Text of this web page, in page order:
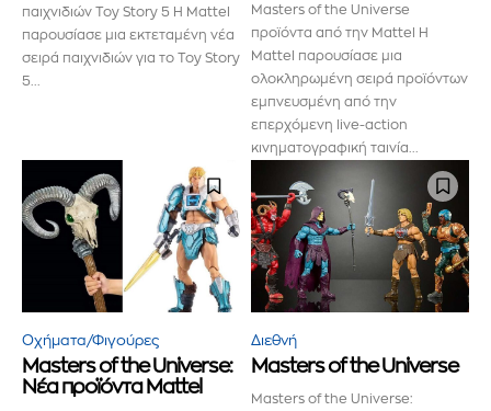
παιχνιδιών Toy Story 5 Η Mattel
παρουσίασε μια εκτεταμένη νέα
σειρά παιχνιδιών για το Toy Story
5...
Masters of the Universe
προϊόντα από την Mattel Η
Mattel παρουσίασε μια
ολοκληρωμένη σειρά προϊόντων
εμπνευσμένη από την
επερχόμενη live-action
κινηματογραφική ταινία...
Οχήματα/Φιγούρες
Masters of the Universe:
Νέα προϊόντα Mattel
Διεθνή
Masters of the Universe
Masters of the Universe: